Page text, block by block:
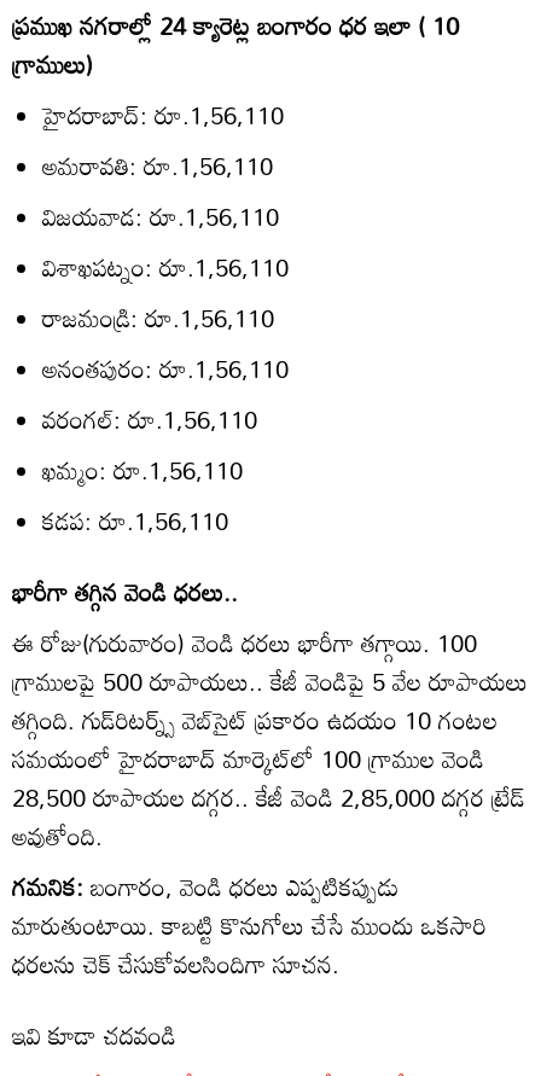
ప్రముఖ నగరాల్లో 24 క్యారెట్ల బంగారం ధర ఇలా ( 10
గ్రాములు)
హైదరాబాద్: రూ.1,56,110
అమరావతి: రూ.1,56,110
విజయవాడ: రూ.1,56,110
విశాఖపట్నం: రూ.1,56,110
రాజమండ్రి: రూ.1,56,110
అనంతపురం: రూ.1,56,110
వరంగల్: రూ.1,56,110
ఖమ్మం: రూ.1,56,110
కడప: రూ.1,56,110
భారీగా తగ్గిన వెండి ధరలు..
ఈ రోజు(గురువారం) వెండి ధరలు భారీగా తగ్గాయి. 100
గ్రాములపై 500 రూపాయలు.. కేజీ వెండిపై 5 వేల రూపాయలు
తగ్గింది. గుడ్‌రిటర్న్స్ వెబ్‌సైట్ ప్రకారం ఉదయం 10 గంటల
సమయంలో హైదరాబాద్ మార్కెట్‌లో 100 గ్రాముల వెండి
28,500 రూపాయల దగ్గర.. కేజీ వెండి 2,85,000 దగ్గర ట్రేడ్
అవుతోంది.
గమనిక:బంగారం, వెండి ధరలు ఎప్పటికప్పుడు
మారుతుంటాయి. కాబట్టి కొనుగోలు చేసే ముందు ఒకసారి
ధరలను చెక్ చేసుకోవలసిందిగా సూచన.
ఇవి కూడా చదవండి